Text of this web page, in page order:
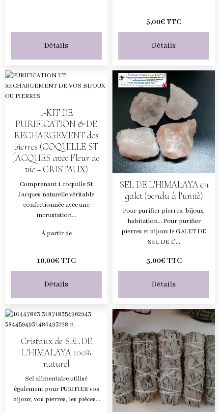
Détails
5,00€ TTC
Détails
1-KIT DE
PURIFICATION & DE
RECHARGEMENT des
pierres (COQUILLE ST
JACQUES avec Fleur de
vie + CRISTAUX)
Comprenant 1 coquille St
Jacques naturelle véritable
confectionnée avec une
incrustation...
À partir de
10,00€ TTC
Détails
SEL DE L'HIMALAYA en
galet (vendu à l'unité)
Pour purifier pierres, bijoux,
habitation... Pour purifier
pierres et bijoux le GALET DE
SEL DE L'...
3,00€ TTC
Détails
Cristaux de SEL DE
L'HIMALAYA 100%
naturel
Sel alimentaire utilisé
également pour PURIFIER vos
bijoux, vos pierres, les pièces...